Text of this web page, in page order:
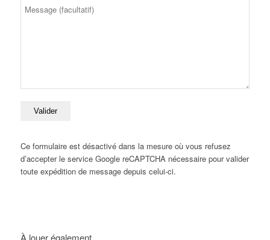
Ce formulaire est désactivé dans la mesure où vous refusez
d’accepter le service Google reCAPTCHA nécessaire pour valider
toute expédition de message depuis celui-ci.
À louer également